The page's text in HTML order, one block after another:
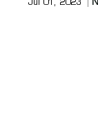
Jul 01, 2023